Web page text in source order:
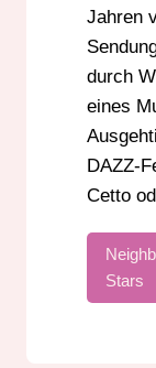
Jahren
durch
eines
DAZZ-
Cetto
Stars